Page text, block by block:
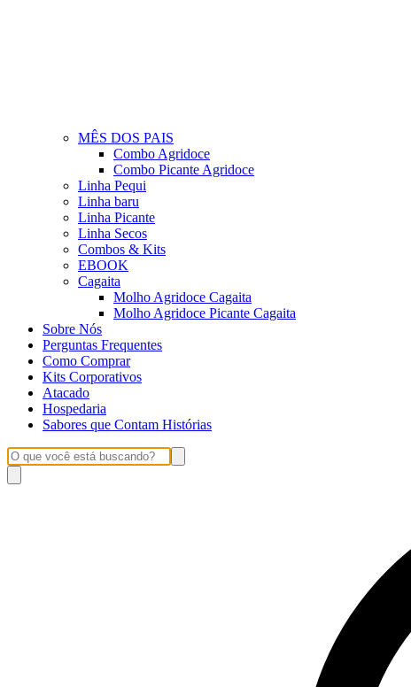
MÊS DOS PAIS
Combo Agridoce
Combo Picante Agridoce
Linha Pequi
Linha baru
Linha Picante
Linha Secos
Combos & Kits
EBOOK
Cagaita
Molho Agridoce Cagaita
Molho Agridoce Picante Cagaita
Sobre Nós
Perguntas Frequentes
Como Comprar
Kits Corporativos
Atacado
Hospedaria
Sabores que Contam Histórias